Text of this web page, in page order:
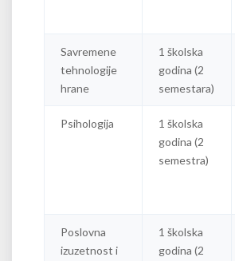
Savremene
tehnologije
hrane
1 školska
godina (2
semestara)
Psihologija
1 školska
godina (2
semestra)
Poslovna
izuzetnost i
1 školska
godina (2